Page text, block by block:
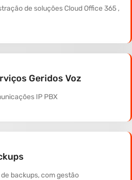
de soluções Cloud Office 365 ,
Geridos Voz
IP PBX
backups, com gestão